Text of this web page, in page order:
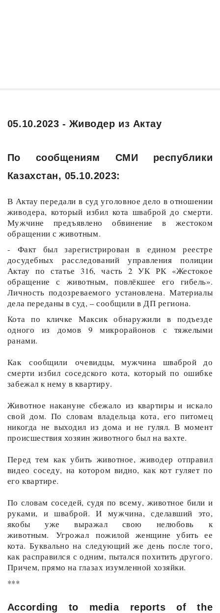
05.10.2023 - Живодер из Актау
По сообщениям СМИ республики
Казахстан, 05.10.2023:
В Актау передали в суд уголовное дело в отношении
живодера, который избил кота шваброй до смерти.
Мужчине предъявлено обвинение в жестоком
обращении с животным.
- Факт был зарегистрирован в едином реестре
досудебных расследований управления полиции
Актау по статье 316, часть 2 УК РК «Жестокое
обращение с животным, повлёкшее его гибель».
Личность подозреваемого установлена. Материалы
дела переданы в суд, – сообщили в ДП региона.
Кота по кличке Максик обнаружили в подъезде
одного из домов 9 микрорайонов с тяжелыми
ранами.
Как сообщили очевидцы, мужчина шваброй до
смерти избил соседского кота, который по ошибке
забежал к нему в квартиру.
Животное накануне сбежало из квартиры и искало
свой дом. По словам владельца кота, его питомец
никогда не выходил из дома и не гулял. В момент
происшествия хозяин животного был на вахте.
Перед тем как убить животное, живодер отправил
видео соседу, на котором видно, как кот гуляет по
его квартире.
По словам соседей, судя по всему, животное били и
руками, и шваброй. И мужчина, сделавший это,
якобы уже выражал свою нелюбовь к
животным. Угрожал пожилой женщине убить ее
кота. Буквально на следующий же день после того,
как расправился с одним, пытался похитить другого.
Причем, прямо на глазах изумленной хозяйки.
***
According to media reports of the